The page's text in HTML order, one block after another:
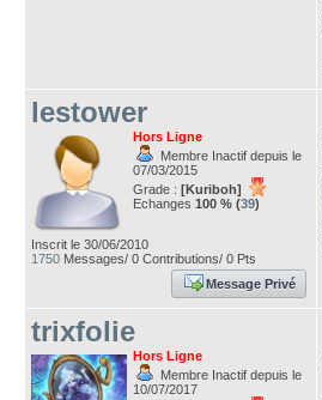
lestower
Hors Ligne
Membre Inactif depuis le
07/03/2015
Grade : [Kuriboh]
Echanges 100 % (39)
Inscrit le 30/06/2010
1750 Messages/ 0 Contributions/ 0 Pts
Message Privé
trixfolie
Hors Ligne
Membre Inactif depuis le
10/07/2017